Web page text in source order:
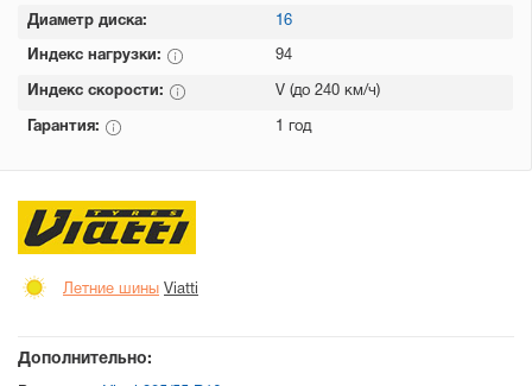
Диаметр диска: 16
Индекс нагрузки: 94
Индекс скорости: V (до 240 км/ч)
Гарантия: 1 год
Летние шины Viatti
Дополнительно: